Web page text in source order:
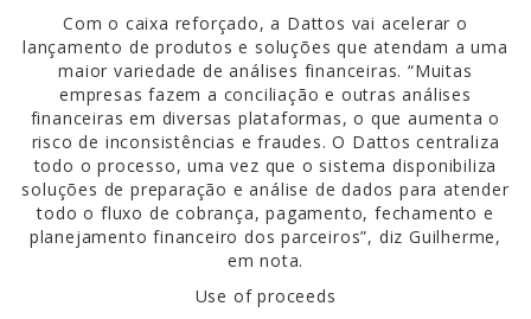
Com o caixa reforçado, a Dattos vai acelerar o
lançamento de produtos e soluções que atendam a uma
maior variedade de análises financeiras. “Muitas
empresas fazem a conciliação e outras análises
financeiras em diversas plataformas, o que aumenta o
risco de inconsistências e fraudes. O Dattos centraliza
todo o processo, uma vez que o sistema disponibiliza
soluções de preparação e análise de dados para atender
todo o fluxo de cobrança, pagamento, fechamento e
planejamento financeiro dos parceiros”, diz Guilherme,
em nota.
Use of proceeds